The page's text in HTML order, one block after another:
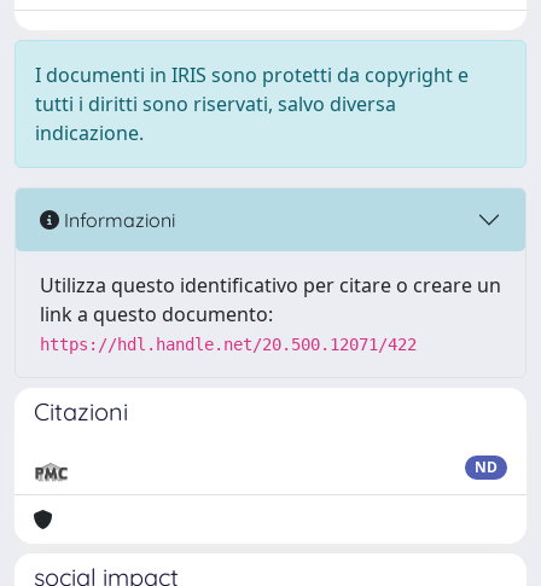
I documenti in IRIS sono protetti da copyright e
tutti i diritti sono riservati, salvo diversa
indicazione.
Informazioni
Utilizza questo identificativo per citare o creare un
link a questo documento:
https://hdl.handle.net/20.500.12071/422
Citazioni
ND
social impact